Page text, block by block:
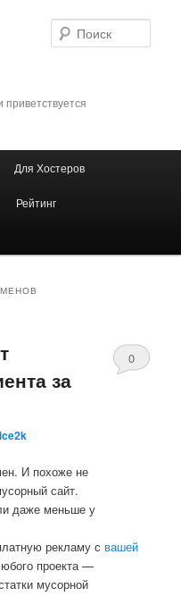
Для Хостеров
Рейтинг
за
0
И похоже не
сайт.
даже меньше у
рекламу с вашей
проекта —
мусорной